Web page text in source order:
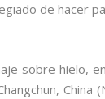
de hacer
sobre hielo,
China